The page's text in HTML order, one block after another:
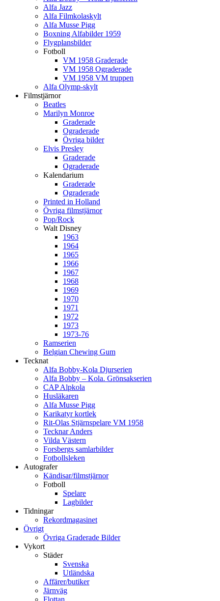
Alfa Jazz
Alfa Filmkolaskylt
Alfa Musse Pigg
Boxning Alfabilder 1959
Flygplansbilder
Fotboll
VM 1958 Graderade
VM 1958 Ograderade
VM 1958 VM truppen
Alfa Olymp-skylt
Filmstjärnor
Beatles
Marilyn Monroe
Graderade
Ograderade
Övriga bilder
Elvis Presley
Graderade
Ograderade
Kalendarium
Graderade
Ograderade
Printed in Holland
Övriga filmstjärnor
Pop/Rock
Walt Disney
1963
1964
1965
1966
1967
1968
1969
1970
1971
1972
1973
1973-76
Ramserien
Belgian Chewing Gum
Tecknat
Alfa Bobby-Kola Djurserien
Alfa Bobby – Kola. Grönsakserien
CAP Alpkola
Husläkaren
Alfa Musse Pigg
Karikatyr kortlek
Rit-Olas Stjärnspelare VM 1958
Tecknar Anders
Vilda Västern
Forsbergs samlarbilder
Fotbollsleken
Autografer
Kändisar/filmstjärnor
Fotboll
Spelare
Lagbilder
Tidningar
Rekordmagasinet
Övrigt
Övriga Graderade Bilder
Vykort
Städer
Svenska
Utländska
Affärer/butiker
Järnväg